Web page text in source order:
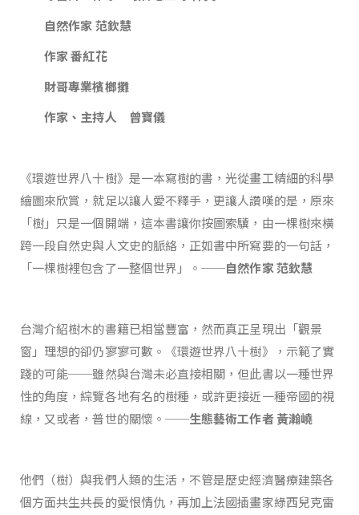
自然作家 范欽慧
作家 番紅花
財哥專業檳榔攤
作家、主持人 曾寶儀
《環遊世界八十樹》是一本寫樹的書，光從畫工精細的科學
繪圖來欣賞，就足以讓人愛不釋手，更讓人讚嘆的是，原來
「樹」只是一個開端，這本書讓你按圖索驥，由一棵樹來橫
跨一段自然史與人文史的脈絡，正如書中所寫要的一句話，
「一棵樹裡包含了一整個世界」。──自然作家 范欽慧
台灣介紹樹木的書籍已相當豐富，然而真正呈現出「觀景
窗」理想的卻仍寥寥可數。《環遊世界八十樹》，示範了實
踐的可能──雖然與台灣未必直接相關，但此書以一種世界
性的角度，綜覽各地有名的樹種，或許更接近一種帝國的視
線，又或者，普世的關懷。 ──生態藝術工作者 黃瀚嶢
他們（樹）與我們人類的生活，不管是歷史經濟醫療建築各
個方面共生共長的愛恨情仇，再加上法國插畫家綠西兒克雷